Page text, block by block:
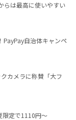
らは最高に使いやすい
PayPay自治体キャンペ
カメラに称賛「大フ
限定で1110円～